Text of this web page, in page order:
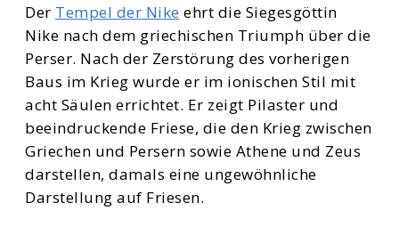
Der Tempel der Nike ehrt die Siegesgöttin
Nike nach dem griechischen Triumph über die
Perser. Nach der Zerstörung des vorherigen
Baus im Krieg wurde er im ionischen Stil mit
acht Säulen errichtet. Er zeigt Pilaster und
beeindruckende Friese, die den Krieg zwischen
Griechen und Persern sowie Athene und Zeus
darstellen, damals eine ungewöhnliche
Darstellung auf Friesen.